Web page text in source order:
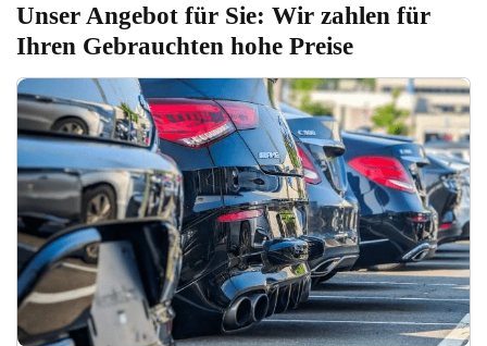
Unser Angebot für Sie: Wir zahlen für
Ihren Gebrauchten hohe Preise